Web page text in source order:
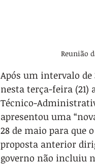
Reunião
Após um intervalo de
nesta terça-feira (21)
Técnico-
apresentou uma
28 de maio para que
proposta anterior
governo não incluiu